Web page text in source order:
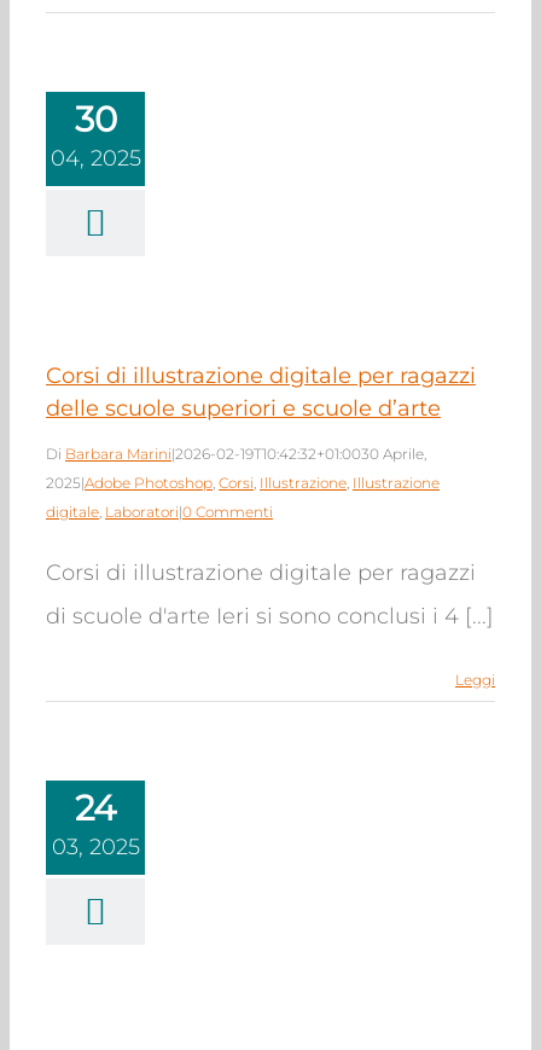
30
04, 2025
di illustrazione
per ragazzi
superiori e
d’arte
Corsi di illustrazione digitale per ragazzi
delle scuole superiori e scuole d’arte
Di Barbara Marini|2026-02-19T10:42:32+01:0030 Aprile,
2025|Adobe Photoshop, Corsi, Illustrazione, Illustrazione
digitale, Laboratori|0 Commenti
Corsi di illustrazione digitale per ragazzi
di scuole d'arte Ieri si sono conclusi i 4 [...]
Leggi
24
03, 2025